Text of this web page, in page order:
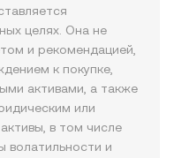
целях. Она не
и рекомендацией,
к покупке,
активами, а также
или
в том числе
волатильности и